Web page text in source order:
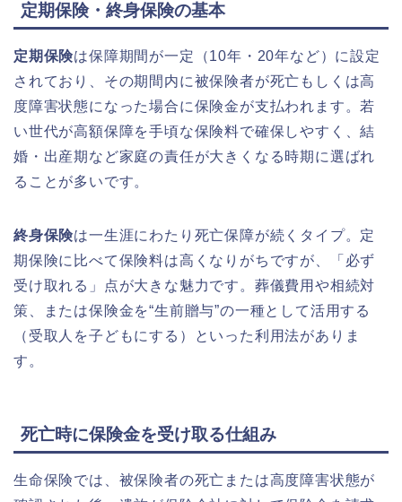
定期保険・終身保険の基本
定期保険は保障期間が一定（10年・20年など）に設定
されており、その期間内に被保険者が死亡もしくは高
度障害状態になった場合に保険金が支払われます。若
い世代が高額保障を手頃な保険料で確保しやすく、結
婚・出産期など家庭の責任が大きくなる時期に選ばれ
ることが多いです。
終身保険は一生涯にわたり死亡保障が続くタイプ。定
期保険に比べて保険料は高くなりがちですが、「必ず
受け取れる」点が大きな魅力です。葬儀費用や相続対
策、または保険金を“生前贈与”の一種として活用する
（受取人を子どもにする）といった利用法がありま
す。
死亡時に保険金を受け取る仕組み
生命保険では、被保険者の死亡または高度障害状態が